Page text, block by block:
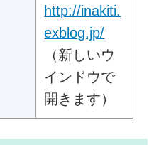
http://inakiti.
exblog.jp/
（新しいウ
インドウで
開きます）